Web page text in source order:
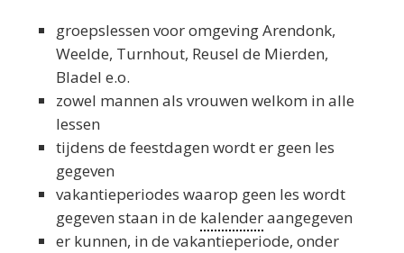
groepslessen voor omgeving Arendonk,
Weelde, Turnhout, Reusel de Mierden,
Bladel e.o.
zowel mannen als vrouwen welkom in alle
lessen
tijdens de feestdagen wordt er geen les
gegeven
vakantieperiodes waarop geen les wordt
gegeven staan in de kalenderaangegeven
er kunnen, in de vakantieperiode, onder